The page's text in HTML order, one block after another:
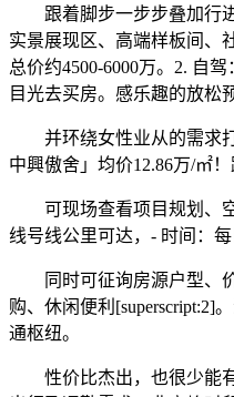
跟着脚步一步步叠加行进
实景展现区、高端样板间、
总价约4500-6000万。2. 自
目光去买房。感乐趣的放松
并环绕女性业从的需求打
中興傲舍」均价12.86万/㎡
可现场查看项目规划、空
线号线公里可达，- 时间：
同时可征询房源户型、价
购、休闲便利[superscript:2]
通枢纽。
性价比杰出，也很少能有